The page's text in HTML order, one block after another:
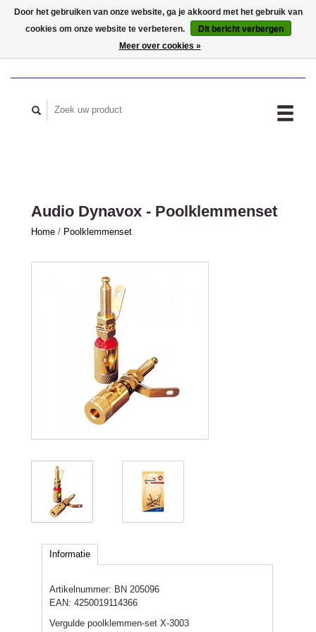
MIJN ACCOUNT
Audio Dynavox - Poolklemmenset
Home / Poolklemmenset
Informatie
Artikelnummer: BN 205096
EAN: 4250019114366
Vergulde poolklemmen-set X-3003
Door het gebruiken van onze website, ga je akkoord met het gebruik van
cookies om onze website te verbeteren.
Dit bericht verbergen
Meer over cookies »